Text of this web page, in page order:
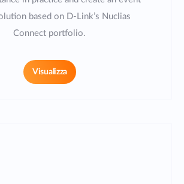
based on D-Link’s Nuclias
Connect portfolio.
Visualizza